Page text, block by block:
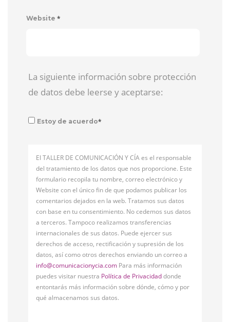
Website *
La siguiente información sobre protección
de datos debe leerse y aceptarse:
Estoy de acuerdo*
El TALLER DE COMUNICACIÓN Y CÍA es el responsable
del tratamiento de los datos que nos proporcione. Este
formulario recopila tu nombre, correo electrónico y
Website con el único fin de que podamos publicar los
comentarios dejados en la web. Tratamos sus datos
con base en tu consentimiento. No cedemos sus datos
a terceros. Tampoco realizamos transferencias
internacionales de sus datos. Puede ejercer sus
derechos de acceso, rectificación y supresión de los
datos, así como otros derechos enviando un correo a
info@comunicacionycia.com Para más información
puedes visitar nuestra Política de Privacidaddonde
entontarás más información sobre dónde, cómo y por
qué almacenamos sus datos.